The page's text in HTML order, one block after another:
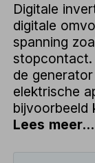
Digitale
digitale
spanning
stopcontact.
de
elektrische
bijvoorbeeld
Lees meer...